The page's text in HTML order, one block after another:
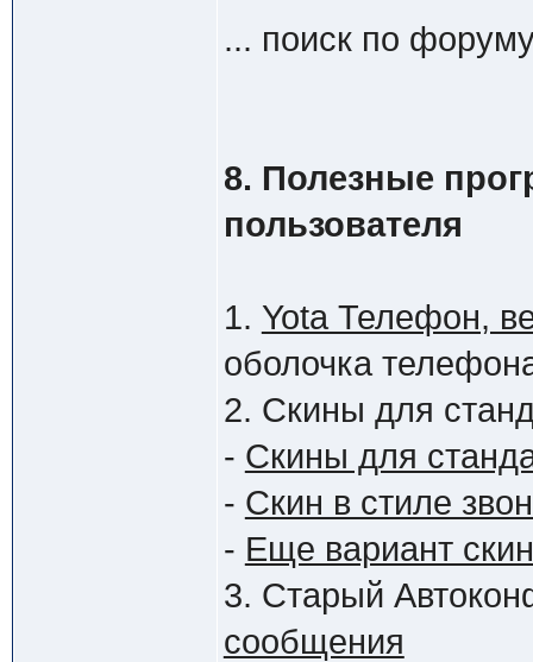
... поиск по
8. Полезные
пользователя
1. Yota Телефон,
оболочка
2. Скины для
- Скины для
- Скин в стиле
- Еще вариант
3. Старый
сообщения